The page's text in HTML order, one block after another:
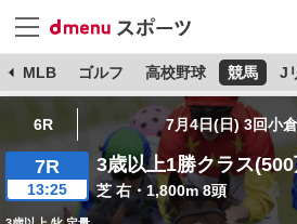
MLB ゴルフ 高校野球 競馬 J
6R 7月4日(日) 3回小
7R
13:25
3歳以上1勝クラス
芝 右・1,800m 8頭